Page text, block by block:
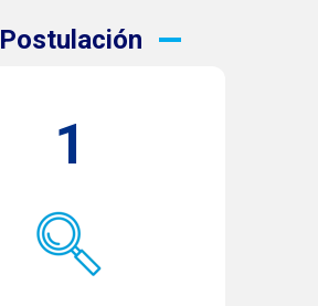
Postulación
1